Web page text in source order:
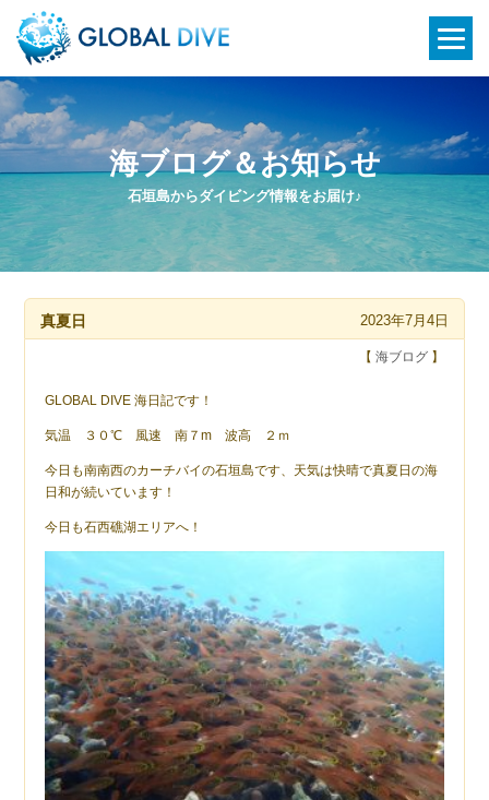
石垣島からダイビング情報をお届け♪
海ブログ＆お知らせ
真夏日 2023年7月4日
【 海ブログ】
GLOBAL DIVE 海日記です！
気温 ３０℃ 風速 南７m 波高 ２ｍ
今日も南南西のカーチバイの石垣島です、天気は快晴で真夏日の海
日和が続いています！
今日も石西礁湖エリアへ！